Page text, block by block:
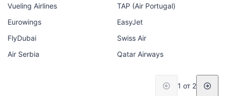
Vueling Airlines
TAP (Air Portugal)
Eurowings
EasyJet
FlyDubai
Swiss Air
Air Serbia
Qatar Airways
1 от 2